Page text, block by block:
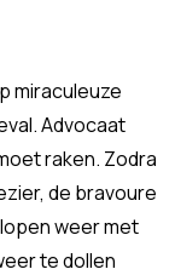
miraculeuze
Advocaat
raken. Zodra
de bravoure
weer met
te dollen